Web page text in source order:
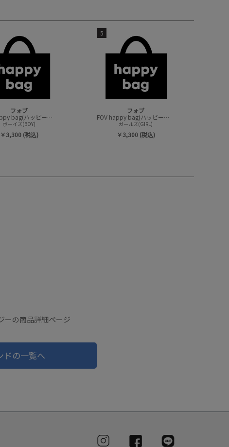
フォブ
FOV happy bag(ハッピーバック/トップスセット)
ボーイズ(BOY)
￥3,300 (税込)
5
フォブ
FOV happy bag(ハッピーバック/トップスセット)
ガールズ(GIRL)
￥3,300 (税込)
ーの商品詳細ページ
ドの一覧へ